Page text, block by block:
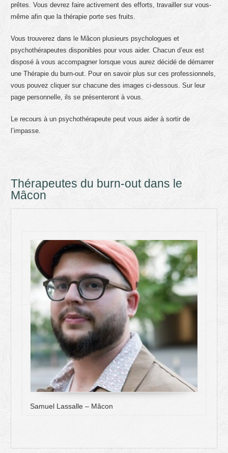
prêtes. Vous devrez faire activement des efforts, travailler sur vous-
même afin que la thérapie porte ses fruits.
Vous trouverez dans le Mâcon plusieurs psychologues et
psychothérapeutes disponibles pour vous aider. Chacun d’eux est
disposé à vous accompagner lorsque vous aurez décidé de démarrer
une Thérapie du burn-out. Pour en savoir plus sur ces professionnels,
vous pouvez cliquer sur chacune des images ci-dessous. Sur leur
page personnelle, ils se présenteront à vous.
Le recours à un psychothérapeute peut vous aider à sortir de
l’impasse.
Thérapeutes du burn-out dans le
Mâcon
Samuel Lassalle – Mâcon